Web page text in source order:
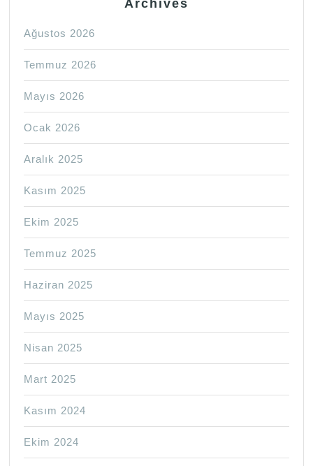
Archives
Ağustos 2026
Temmuz 2026
Mayıs 2026
Ocak 2026
Aralık 2025
Kasım 2025
Ekim 2025
Temmuz 2025
Haziran 2025
Mayıs 2025
Nisan 2025
Mart 2025
Kasım 2024
Ekim 2024